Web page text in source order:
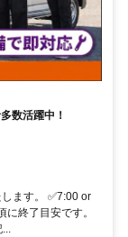
数活躍中！
ます。 ✅7:00 or
終了目安です。